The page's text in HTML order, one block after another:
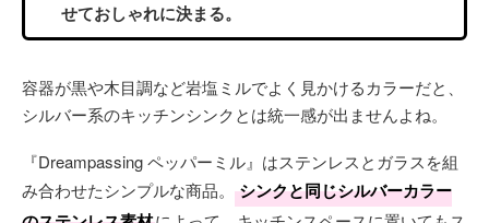
せておしゃれに決まる。
容器が黒や木目調など岩塩ミルでよく見かけるカラーだと、
シルバー系のキッチンシンクとは統一感が出ませんよね。
『Dreampassing ペッパーミル』はステンレスとガラスを組
み合わせたシンプルな商品。
シンクと同じシルバーカラー